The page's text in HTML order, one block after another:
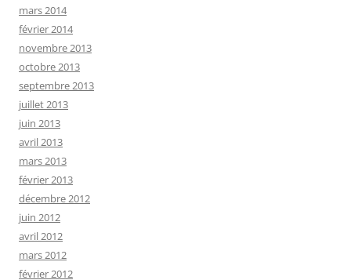
mars 2014
février 2014
novembre 2013
octobre 2013
septembre 2013
juillet 2013
juin 2013
avril 2013
mars 2013
février 2013
décembre 2012
juin 2012
avril 2012
mars 2012
février 2012